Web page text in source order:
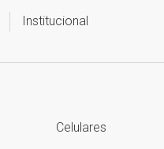
Institucional
Celulares